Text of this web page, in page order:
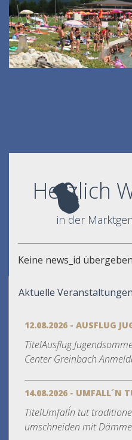
Herzlich
in der
Keine news_id
Aktuelle Veranstaltungen
12.08.2026 - AUSFLUG
TitelAusflug
Center Greinbach
14.08.2026 - UMFALL´N
TitelUmfall´n tut
umschneiden mit